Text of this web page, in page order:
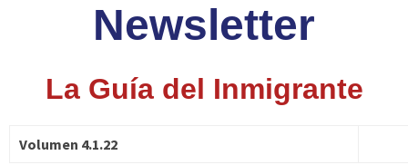
Newsletter
La Guía del Inmigrante
Volumen 4.1.22